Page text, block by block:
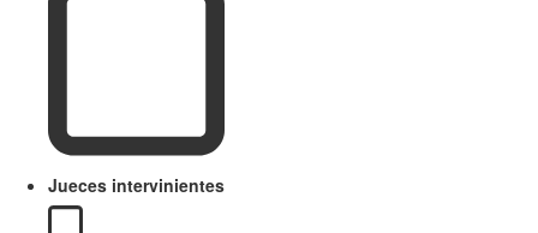
Jueces intervinientes